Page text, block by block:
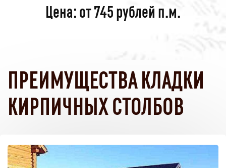
Цена: от 745 рублей п.м.
ПРЕИМУЩЕСТВА КЛАДКИ
КИРПИЧНЫХ СТОЛБОВ